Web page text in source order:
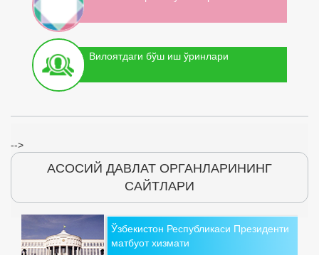
Вилоятдаги бўш иш ўринлари
-->
АСОСИЙ ДАВЛАТ ОРГАНЛАРИНИНГ
САЙТЛАРИ
Ўзбекистон Республикаси Президенти
матбуот хизмати